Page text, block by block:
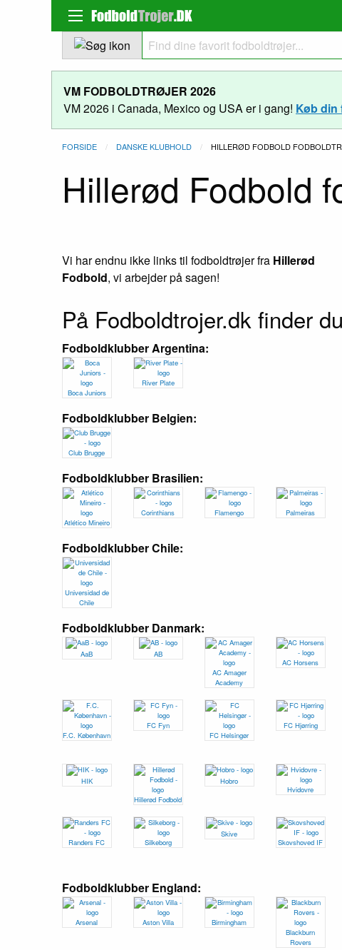
VM FODBOLDTRØJER 2026
VM 2026 i Canada, Mexico og USA er i gang! Køb din
FORSIDE DANSKE KLUBHOLD NUVÆRENDE:
HILLERØD FODBOLD
Hillerød Fodbold
Vi har endnu ikke links til fodboldtrøjer fra Hillerød
Fodbold, vi arbejder på sagen!
På Fodboldtrojer.dk finder
Fodboldklubber Argentina:
Boca Juniors
River Plate
Fodboldklubber Belgien:
Club Brugge
Fodboldklubber Brasilien:
Atlético Mineiro
Corinthians Flamengo Palmeiras
Fodboldklubber Chile:
Universidad de
Chile
Fodboldklubber Danmark:
AaB
AB
AC Amager
Academy
AC Horsens
F.C. København
FC Fyn
FC Helsingør
FC Hjørring
HIK
Hillerød Fodbold
Hobro
Hvidovre
Randers FC Silkeborg
Skive
Skovshoved IF
Fodboldklubber England:
Arsenal Aston Villa
Birmingham
Blackburn
Rovers